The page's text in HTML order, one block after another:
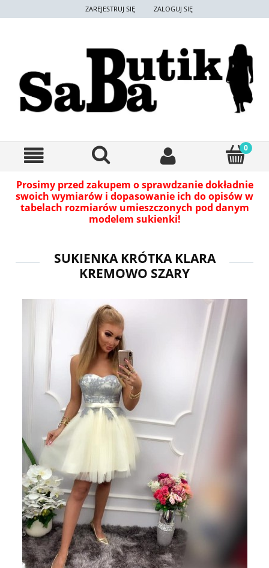
ZAREJESTRUJ SIĘ ZALOGUJ SIĘ
Prosimy przed zakupem o sprawdzanie dokładnie
swoich wymiarów i dopasowanie ich do opisów w
tabelach rozmiarów umieszczonych pod danym
modelem sukienki!
SUKIENKA KRÓTKA KLARA
KREMOWO SZARY